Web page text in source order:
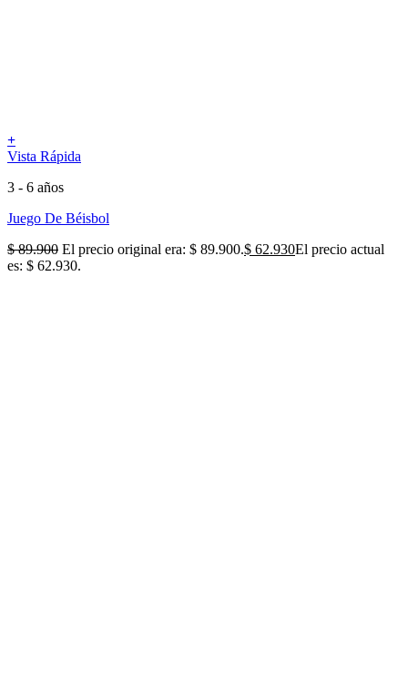
+
Vista Rápida
3 - 6 años
Juego De Béisbol
$89.900 El precio original era: $ 89.900.$ 62.930El precio actual
es: $ 62.930.